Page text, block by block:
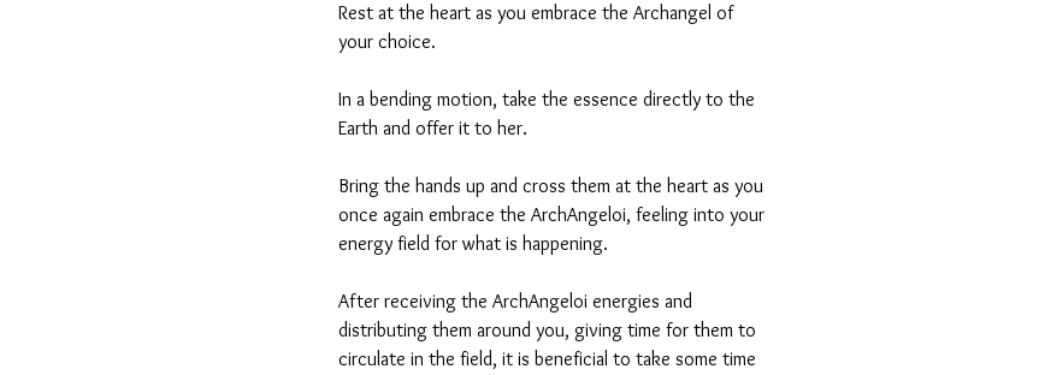
Rest at the heart as you embrace the Archangel of
your choice.
In a bending motion, take the essence directly to the
Earth and offer it to her.
Bring the hands up and cross them at the heart as you
once again embrace the ArchAngeloi, feeling into your
energy field for what is happening.
After receiving the ArchAngeloi energies and
distributing them around you, giving time for them to
circulate in the field, it is beneficial to take some time